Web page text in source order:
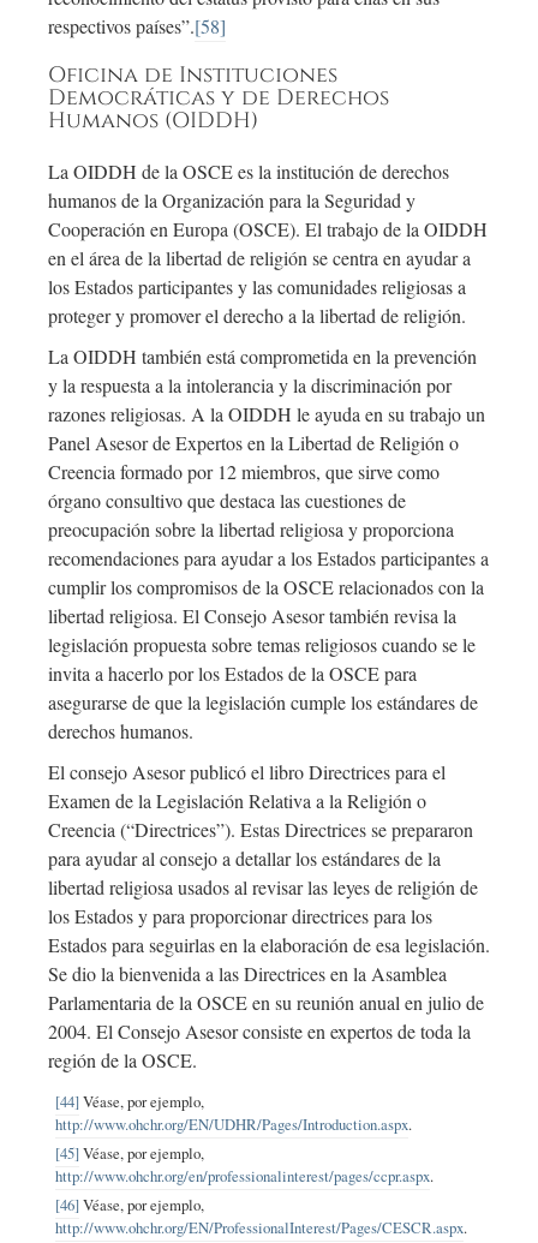
respectivos países”.[58]
Oficina de Instituciones
Democráticas y de Derechos
Humanos (OIDDH)
La OIDDH de la OSCE es la institución de derechos
humanos de la Organización para la Seguridad y
Cooperación en Europa (OSCE). El trabajo de la OIDDH
en el área de la libertad de religión se centra en ayudar a
los Estados participantes y las comunidades religiosas a
proteger y promover el derecho a la libertad de religión.
La OIDDH también está comprometida en la prevención
y la respuesta a la intolerancia y la discriminación por
razones religiosas. A la OIDDH le ayuda en su trabajo un
Panel Asesor de Expertos en la Libertad de Religión o
Creencia formado por 12 miembros, que sirve como
órgano consultivo que destaca las cuestiones de
preocupación sobre la libertad religiosa y proporciona
recomendaciones para ayudar a los Estados participantes a
cumplir los compromisos de la OSCE relacionados con la
libertad religiosa. El Consejo Asesor también revisa la
legislación propuesta sobre temas religiosos cuando se le
invita a hacerlo por los Estados de la OSCE para
asegurarse de que la legislación cumple los estándares de
derechos humanos.
El consejo Asesor publicó el libro Directrices para el
Examen de la Legislación Relativa a la Religión o
Creencia (“Directrices”). Estas Directrices se prepararon
para ayudar al consejo a detallar los estándares de la
libertad religiosa usados al revisar las leyes de religión de
los Estados y para proporcionar directrices para los
Estados para seguirlas en la elaboración de esa legislación.
Se dio la bienvenida a las Directrices en la Asamblea
Parlamentaria de la OSCE en su reunión anual en julio de
2004. El Consejo Asesor consiste en expertos de toda la
región de la OSCE.
[44] Véase, por ejemplo,
http://www.ohchr.org/EN/UDHR/Pages/Introduction.aspx.
[45] Véase, por ejemplo,
http://www.ohchr.org/en/professionalinterest/pages/ccpr.aspx.
[46] Véase, por ejemplo,
http://www.ohchr.org/EN/ProfessionalInterest/Pages/CESCR.aspx.